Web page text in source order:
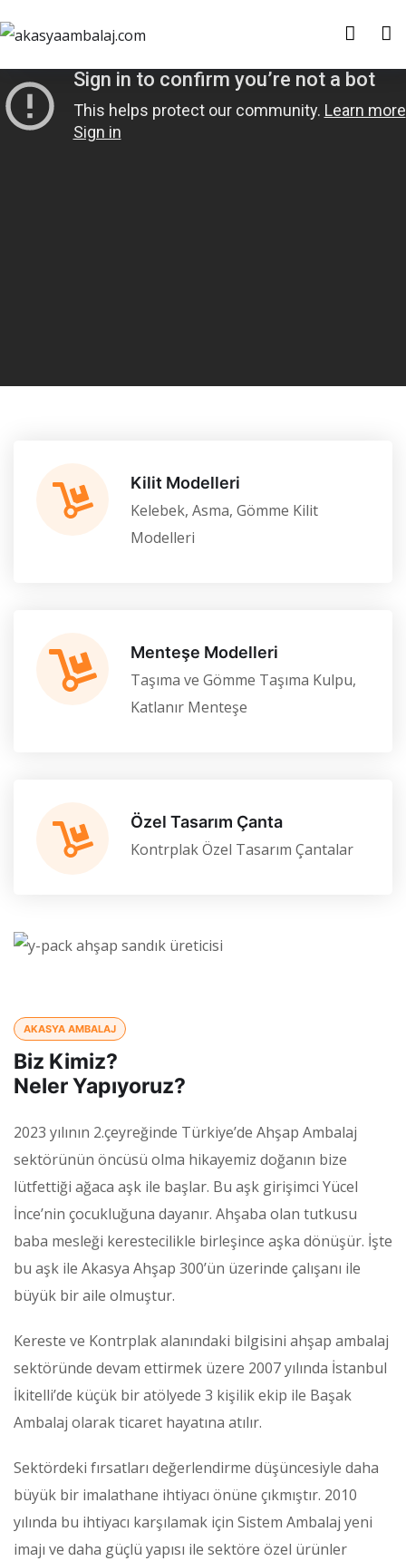
Kilit Modelleri
Kelebek, Asma, Gömme Kilit
Modelleri
Menteşe Modelleri
Taşıma ve Gömme Taşıma Kulpu,
Katlanır Menteşe
Özel Tasarım Çanta
Kontrplak Özel Tasarım Çantalar
AKASYA AMBALAJ
Biz Kimiz?
Neler Yapıyoruz?
2023 yılının 2.çeyreğinde Türkiye’de Ahşap Ambalaj
sektörünün öncüsü olma hikayemiz doğanın bize
lütfettiği ağaca aşk ile başlar. Bu aşk girişimci Yücel
İnce’nin çocukluğuna dayanır. Ahşaba olan tutkusu
baba mesleği kerestecilikle birleşince aşka dönüşür. İşte
bu aşk ile Akasya Ahşap 300’ün üzerinde çalışanı ile
büyük bir aile olmuştur.
Kereste ve Kontrplak alanındaki bilgisini ahşap ambalaj
sektöründe devam ettirmek üzere 2007 yılında İstanbul
İkitelli’de küçük bir atölyede 3 kişilik ekip ile Başak
Ambalaj olarak ticaret hayatına atılır.
Sektördeki fırsatları değerlendirme düşüncesiyle daha
büyük bir imalathane ihtiyacı önüne çıkmıştır. 2010
yılında bu ihtiyacı karşılamak için Sistem Ambalaj yeni
imajı ve daha güçlü yapısı ile sektöre özel ürünler